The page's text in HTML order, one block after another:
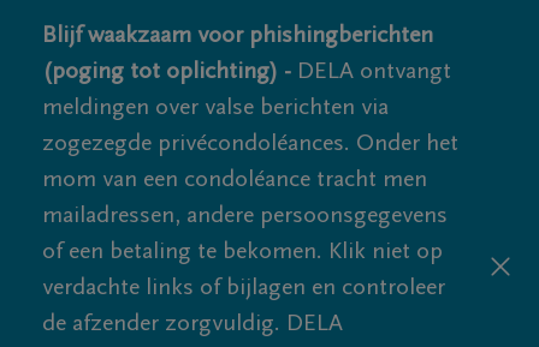
Blijf waakzaam voor phishingberichten
(poging tot oplichting) - DELA ontvangt
meldingen over valse berichten via
zogezegde privécondoléances. Onder het
mom van een condoléance tracht men
mailadressen, andere persoonsgegevens
of een betaling te bekomen. Klik niet op
verdachte links of bijlagen en controleer
de afzender zorgvuldig. DELA